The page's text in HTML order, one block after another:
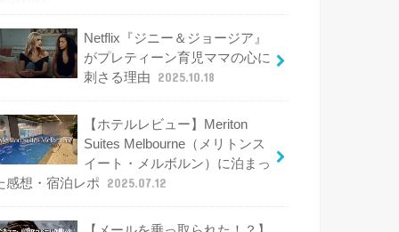
Netflix『ジニー＆ジョージア』
がプレティーン育児ママの心に
刺さる理由
2025.10.18
【ホテルレビュー】Meriton
Suites Melbourne（メリトンス
イート・メルボルン）に泊まっ
感想・宿泊レポ
2025.07.12